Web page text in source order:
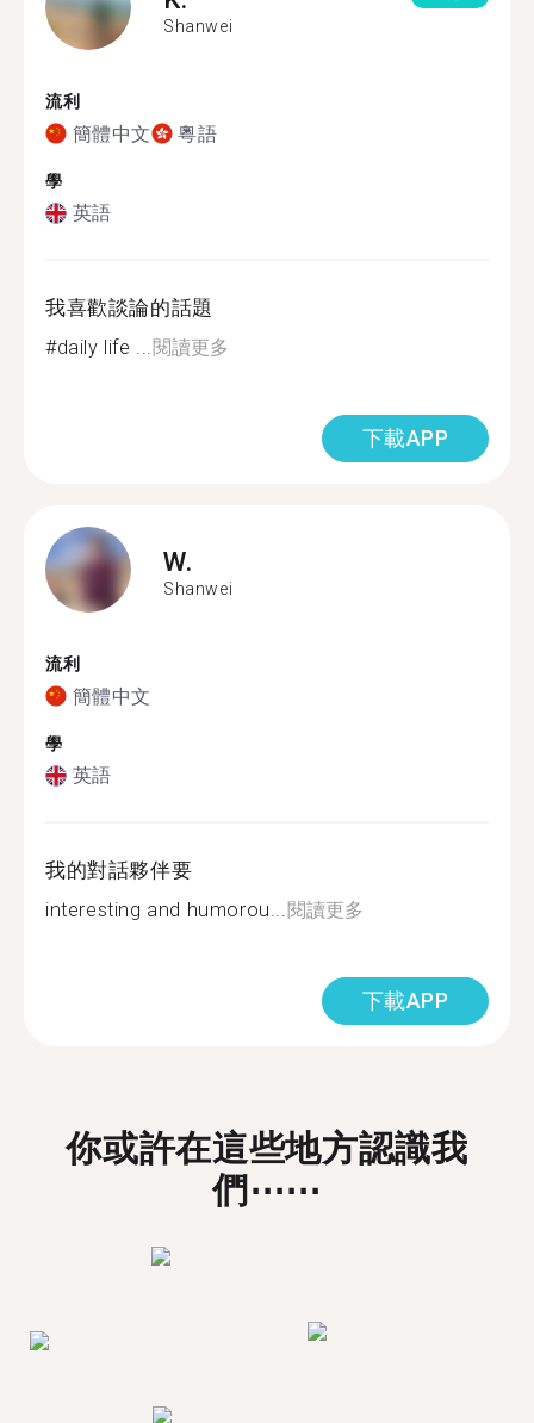
Shanwei
流利
簡體中文 粵語
學
英語
我喜歡談論的話題
#daily life ...閱讀更多
下載APP
W.
Shanwei
流利
簡體中文
學
英語
我的對話夥伴要
interesting and humorou...閱讀更多
下載APP
你或許在這些地方認識我
們⋯⋯